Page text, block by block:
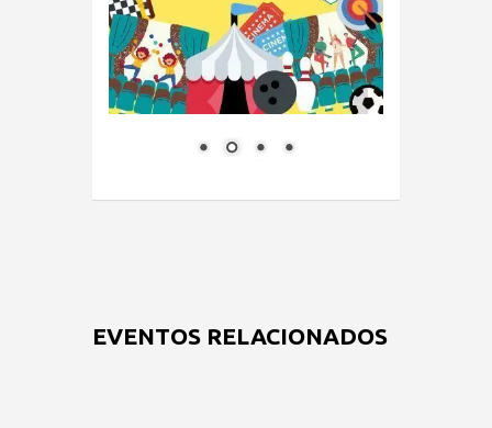
EVENTOS RELACIONADOS